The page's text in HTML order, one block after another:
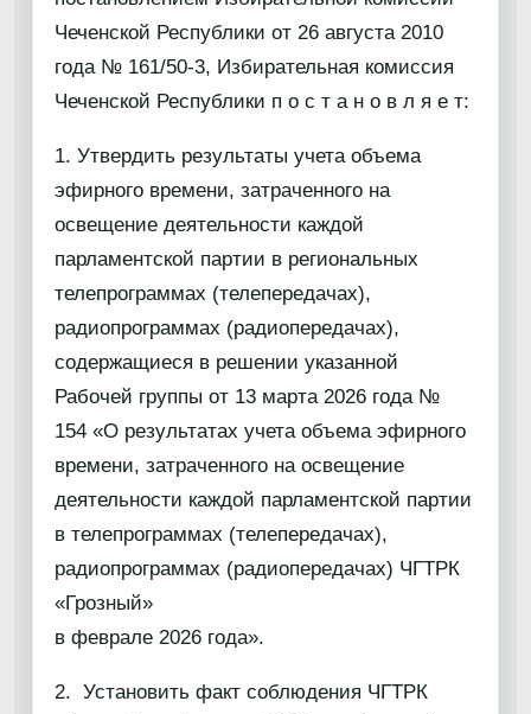
Чеченской Республики от 26 августа 2010
года № 161/50-3, Избирательная комиссия
Чеченской Республики п о с т а н о в л я е т:
1. Утвердить результаты учета объема
эфирного времени, затраченного на
освещение деятельности каждой
парламентской партии в региональных
телепрограммах (телепередачах),
радиопрограммах (радиопередачах),
содержащиеся в решении указанной
Рабочей группы от 13 марта 2026 года №
154 «О результатах учета объема эфирного
времени, затраченного на освещение
деятельности каждой парламентской партии
в телепрограммах (телепередачах),
радиопрограммах (радиопередачах) ЧГТРК
«Грозный»
в феврале 2026 года».
2. Установить факт соблюдения ЧГТРК